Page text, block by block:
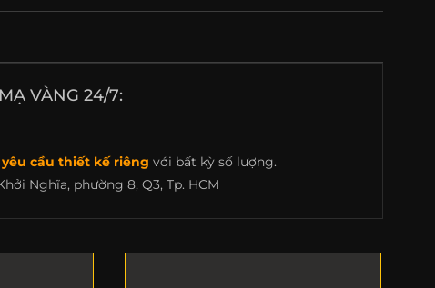
VÀNG 24/7:
cầu thiết kế riêng với bất kỳ số lượng.
Nghĩa, phường 8, Q3, Tp. HCM